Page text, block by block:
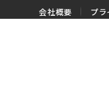
会社概要 プラ